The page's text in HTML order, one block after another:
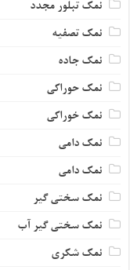
نمک تبلور مجدد
نمک تصفیه
نمک جاده
نمک حوراکی
نمک خوراکی
نمک دامی
نمک دامی
نمک سختی گیر
نمک سختی گیر آب
نمک شکری